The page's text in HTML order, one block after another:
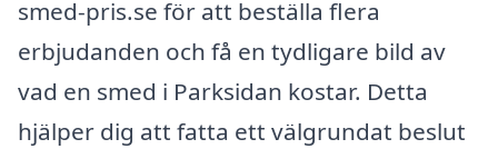
smed-pris.se för att beställa flera
erbjudanden och få en tydligare bild av
vad en smed i Parksidan kostar. Detta
hjälper dig att fatta ett välgrundat beslut